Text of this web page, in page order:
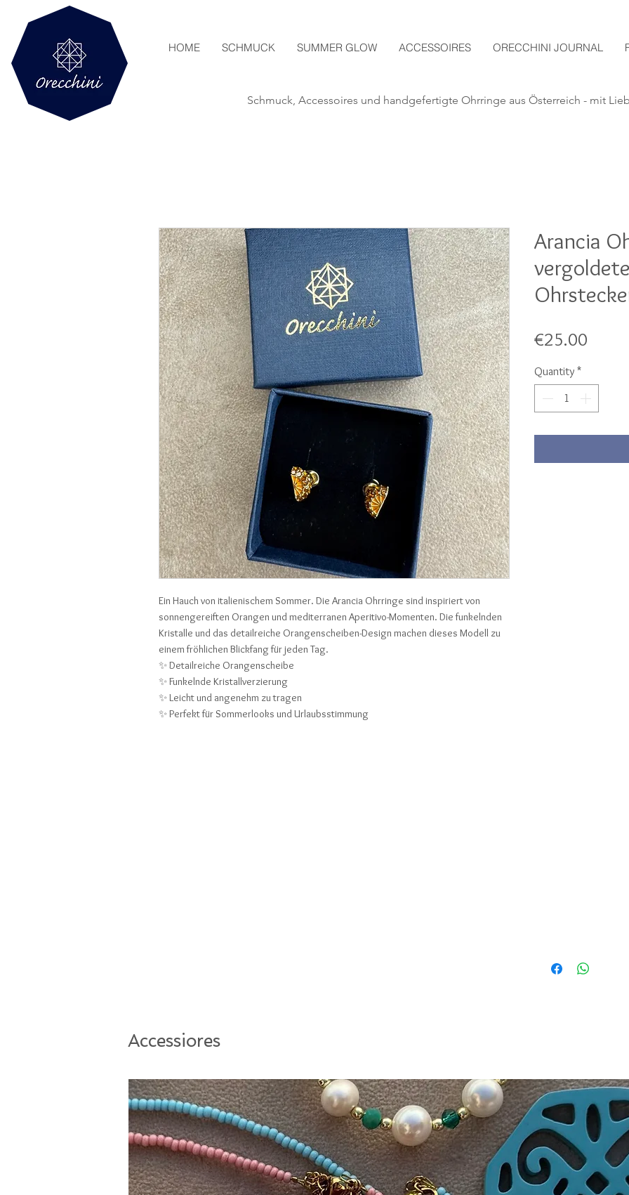
HOME SCHMUCK SUMMER GLOW ACCESSOIRES ORECCHINI JOURNAL
Schmuck, Accessoires und handgefertigte Ohrringe aus Österreich - mit
Ein Hauch von italienischem Sommer. Die Arancia Ohrringe sind inspiriert von
sonnengereiften Orangen und mediterranen Aperitivo-Momenten. Die funkelnden
Kristalle und das detailreiche Orangenscheiben-Design machen dieses Modell zu
einem fröhlichen Blickfang für jeden Tag.
✨ Detailreiche Orangenscheibe
✨ Funkelnde Kristallverzierung
✨ Leicht und angenehm zu tragen
✨ Perfekt für Sommerlooks und Urlaubsstimmung
Arancia
€25.00
Quantity *
Accessiores